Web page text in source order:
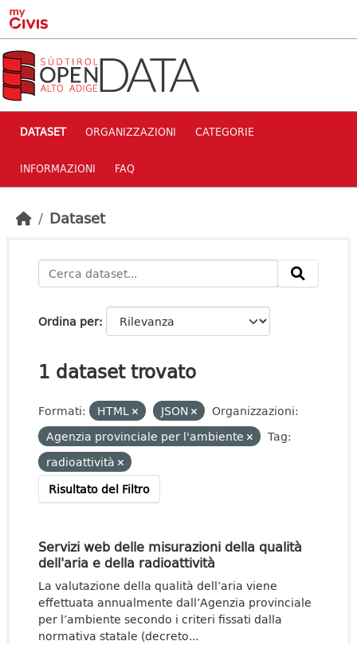
Skip to main content
DATASET ORGANIZZAZIONI CATEGORIE
INFORMAZIONI FAQ
Dataset
Ordina per
1 dataset trovato
Formati: HTML JSON
Organizzazioni:
Agenzia provinciale per l'ambiente
Tag:
radioattività
Risultato del Filtro
Servizi web delle misurazioni della qualità
dell'aria e della radioattività
La valutazione della qualità dell’aria viene
effettuata annualmente dall’Agenzia provinciale
per l’ambiente secondo i criteri fissati dalla
normativa statale (decreto...